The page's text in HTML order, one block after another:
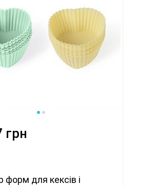
грн
форм для кексів і